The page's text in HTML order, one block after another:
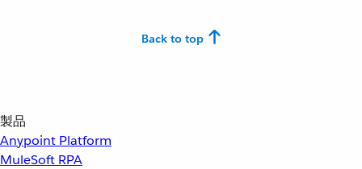
Back to top
製品
Anypoint Platform
MuleSoft RPA